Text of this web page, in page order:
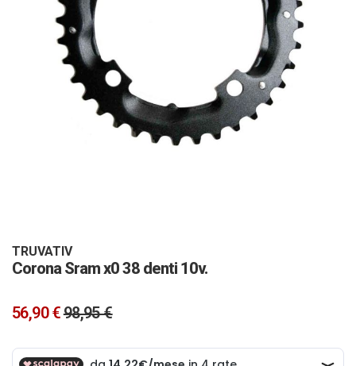
TRUVATIV
Corona Sram x0 38 denti 10v.
56,90 €98,95 €
galleria
di